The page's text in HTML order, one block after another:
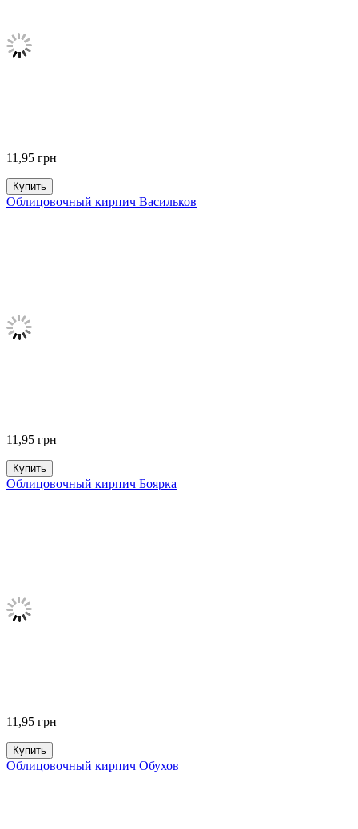
11,95 грн
Купить
Облицовочный кирпич Васильков
11,95 грн
Купить
Облицовочный кирпич Боярка
11,95 грн
Купить
Облицовочный кирпич Обухов